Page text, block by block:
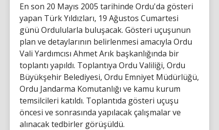
En son 20 Mayıs 2005 tarihinde Ordu'da gösteri
yapan Türk Yıldızları, 19 Ağustos Cumartesi
günü Ordulularla buluşacak. Gösteri uçuşunun
plan ve detaylarının belirlenmesi amacıyla Ordu
Vali Yardımcısı Ahmet Arık başkanlığında bir
toplantı yapıldı. Toplantıya Ordu Valiliği, Ordu
Büyükşehir Belediyesi, Ordu Emniyet Müdürlüğü,
Ordu Jandarma Komutanlığı ve kamu kurum
temsilcileri katıldı. Toplantıda gösteri uçuşu
öncesi ve sonrasında yapılacak çalışmalar ve
alınacak tedbirler görüşüldü.